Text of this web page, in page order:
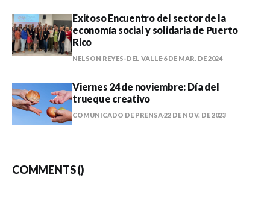
Exitoso Encuentro del sector de la
economía social y solidaria de Puerto
Rico
NELSON REYES-DEL VALLE 6 DE MAR. DE 2024
Viernes 24 de noviembre: Día del
trueque creativo
COMUNICADO DE PRENSA22 DE NOV. DE 2023
COMMENTS ()